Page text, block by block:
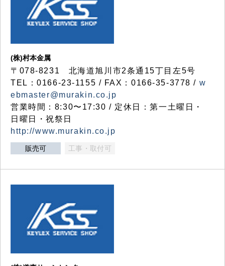
(株)村本金属
〒078-8231 北海道旭川市2条通15丁目左5号
TEL：0166-23-1155 / FAX：0166-35-3778 / w
ebmaster@murakin.co.jp
営業時間：8:30〜17:30 / 定休日：第一土曜日・
日曜日・祝祭日
http://www.murakin.co.jp
販売可 工事・取付可